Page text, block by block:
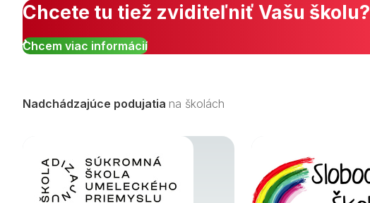
Chcete tu tiež zviditeľniť Vašu školu?
Chcem viac informácií
Nadchádzajúce podujatia na školách